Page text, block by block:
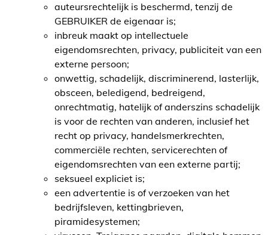
auteursrechtelijk is beschermd, tenzij de
GEBRUIKER de eigenaar is;
inbreuk maakt op intellectuele
eigendomsrechten, privacy, publiciteit van een
externe persoon;
onwettig, schadelijk, discriminerend, lasterlijk,
obsceen, beledigend, bedreigend,
onrechtmatig, hatelijk of anderszins schadelijk
is voor de rechten van anderen, inclusief het
recht op privacy, handelsmerkrechten,
commerciële rechten, servicerechten of
eigendomsrechten van een externe partij;
seksueel expliciet is;
een advertentie is of verzoeken van het
bedrijfsleven, kettingbrieven,
piramidesystemen;